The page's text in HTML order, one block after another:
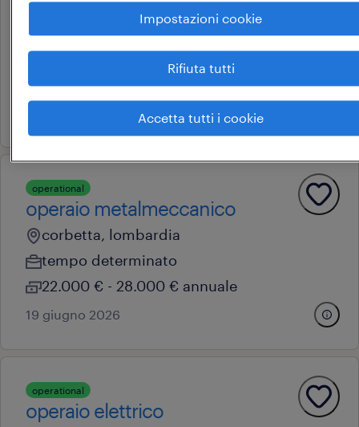
operaio metalmeccanico
corbetta, lombardia
22.000 € - 28.000 € annuale
operational
operaio metalmeccanico
corbetta, lombardia
tempo determinato
22.000 € - 28.000 € annuale
19 giugno 2026
operational
operaio elettrico
Impostazioni cookie
Rifiuta tutti
Accetta tutti i cookie